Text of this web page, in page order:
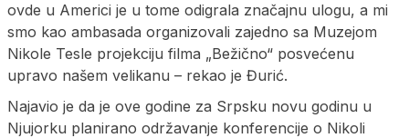
ovde u Americi je u tome odigrala značajnu ulogu, a mi
smo kao ambasada organizovali zajedno sa Muzejom
Nikole Tesle projekciju filma „Bežično“ posvećenu
upravo našem velikanu – rekao je Đurić.
Najavio je da je ove godine za Srpsku novu godinu u
Njujorku planirano održavanje konferencije o Nikoli